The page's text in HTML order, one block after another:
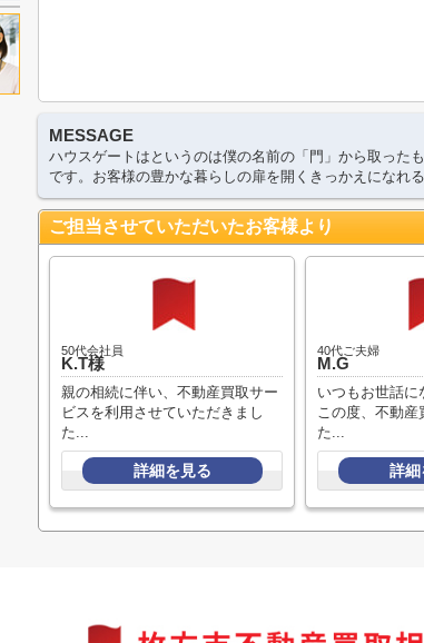
MESSAGE
ハウスゲートはというのは僕の名前の「門」から取った
です。お客様の豊かな暮らしの扉を開くきっかえになれ
ご担当させていただいたお客様より
50代会社員
K.T様
親の相続に伴い、不動産買取サー
ビスを利用させていただきまし
た...
詳細を見る
40代ご夫婦
M.G
いつもお世話に
この度、不動産
た...
詳細